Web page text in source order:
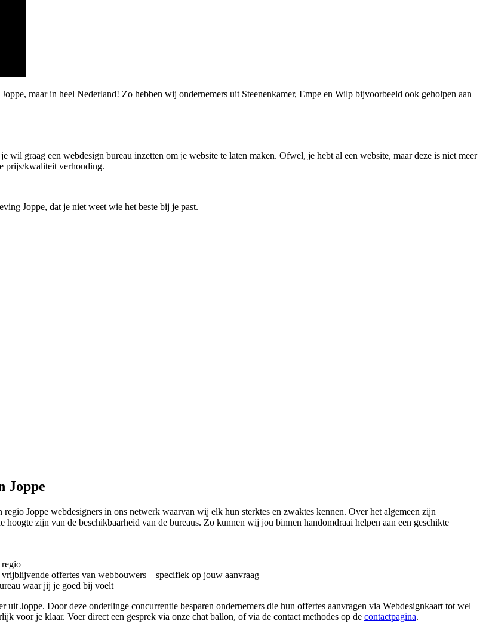
maar in heel Nederland! Zo hebben wij ondernemers uit Steenenkamer, Empe en Wilp bijvoorbeeld ook geholpen aan
wil graag een webdesign bureau inzetten om je website te laten maken. Ofwel, je hebt al een website, maar deze is niet meer
prijs/kwaliteit verhouding.
Joppe, dat je niet weet wie het beste bij je past.
Joppe
regio Joppe webdesigners in ons netwerk waarvan wij elk hun sterktes en zwaktes kennen. Over het algemeen zijn
zijn van de beschikbaarheid van de bureaus. Zo kunnen wij jou binnen handomdraai helpen aan een geschikte
regio
offertes van webbouwers – specifiek op jouw aanvraag
waar jij je goed bij voelt
Joppe. Door deze onderlinge concurrentie besparen ondernemers die hun offertes aanvragen via Webdesignkaart tot wel
voor je klaar. Voer direct een gesprek via onze chat ballon, of via de contact methodes op de contactpagina.